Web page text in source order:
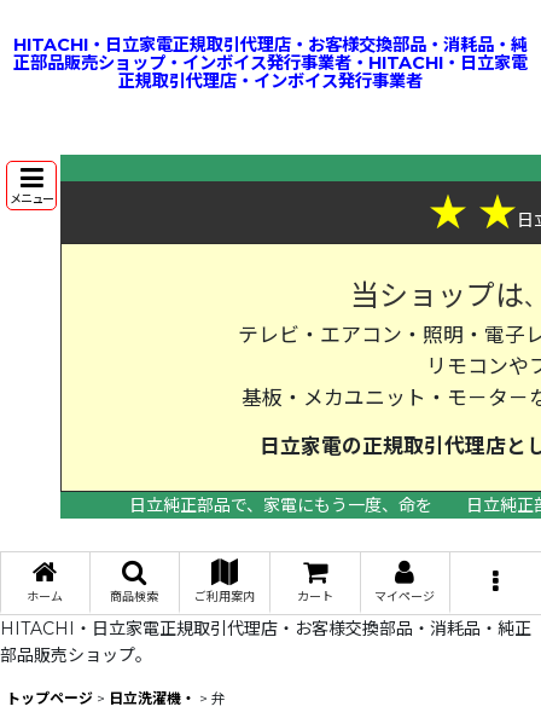
HITACHI・日立家電正規取引代理店・お客様交換部品・消耗品・純
正部品販売ショップ・インボイス発行事業者・HITACHI・日立家電
正規取引代理店・インボイス発行事業者
メニュー ★ ★日
当ショップは
テレビ・エアコン・照明・電子
リモコンや
基板・メカユニット・モ－タ－
日立家電の正規取引代理店
日立純正部品で、家電にもう一度、命を
日立純
ホーム 商品検索 ご利用案内 カート マイページ
HITACHI・日立家電正規取引代理店・お客様交換部品・消耗品・純正
部品販売ショップ。
トップページ > 日立洗濯機・ > 弁